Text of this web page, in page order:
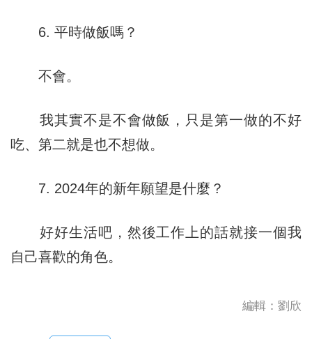
6. 平時做飯嗎？
不會。
我其實不是不會做飯，只是第一做的不好
吃、第二就是也不想做。
7. 2024年的新年願望是什麼？
好好生活吧，然後工作上的話就接一個我
自己喜歡的角色。
編輯：劉欣